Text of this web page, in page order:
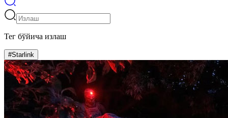
Тег бўйича излаш
#Starlink